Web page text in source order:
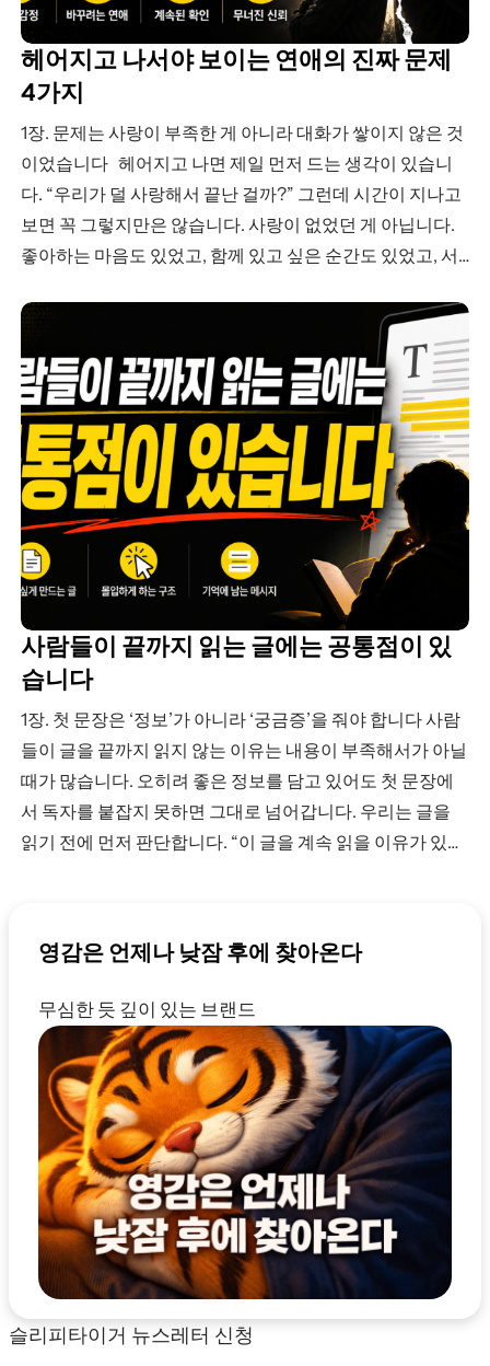
헤어지고 나서야 보이는 연애의 진짜 문제
4가지
1장. 문제는 사랑이 부족한 게 아니라 대화가 쌓이지 않은 것
이었습니다 헤어지고 나면 제일 먼저 드는 생각이 있습니
다. “우리가 덜 사랑해서 끝난 걸까?” 그런데 시간이 지나고
보면 꼭 그렇지만은 않습니다. 사랑이 없었던 게 아닙니다.
좋아하는 마음도 있었고, 함께 있고 싶은 순간도 있었고, 서
족한…
사람들이 끝까지 읽는 글에는 공통점이 있
습니다
1장. 첫 문장은 ‘정보’가 아니라 ‘궁금증’을 줘야 합니다 사람
들이 글을 끝까지 읽지 않는 이유는 내용이 부족해서가 아닐
때가 많습니다. 오히려 좋은 정보를 담고 있어도 첫 문장에
서 독자를 붙잡지 못하면 그대로 넘어갑니다. 우리는 글을
읽기 전에 먼저 판단합니다. “이 글을 계속 읽을 이유가 있을
영감은 언제나 낮잠 후에 찾아온다
무심한 듯 깊이 있는 브랜드
슬리피타이거 뉴스레터 신청